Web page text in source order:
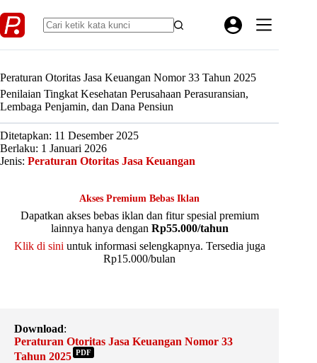
to
content
Peraturan Otoritas Jasa Keuangan Nomor 33 Tahun 2025
Penilaian Tingkat Kesehatan Perusahaan Perasuransian,
Lembaga Penjamin, dan Dana Pensiun
Ditetapkan: 11 Desember 2025
Berlaku: 1 Januari 2026
Jenis: Peraturan Otoritas Jasa Keuangan
Akses Premium Bebas Iklan
Dapatkan akses bebas iklan dan fitur spesial premium
lainnya hanya dengan Rp55.000/tahun
Klik di sini untuk informasi selengkapnya. Tersedia juga
Rp15.000/bulan
Download:
Peraturan Otoritas Jasa Keuangan Nomor 33
Tahun 2025 PDF